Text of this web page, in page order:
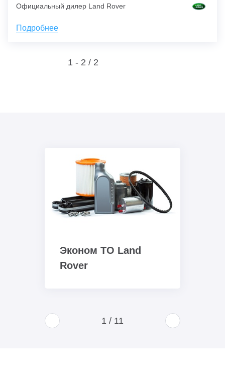
Официальный дилер Land Rover
Подробнее
1 - 2 / 2
Эконом ТО Land
Rover
1 / 11